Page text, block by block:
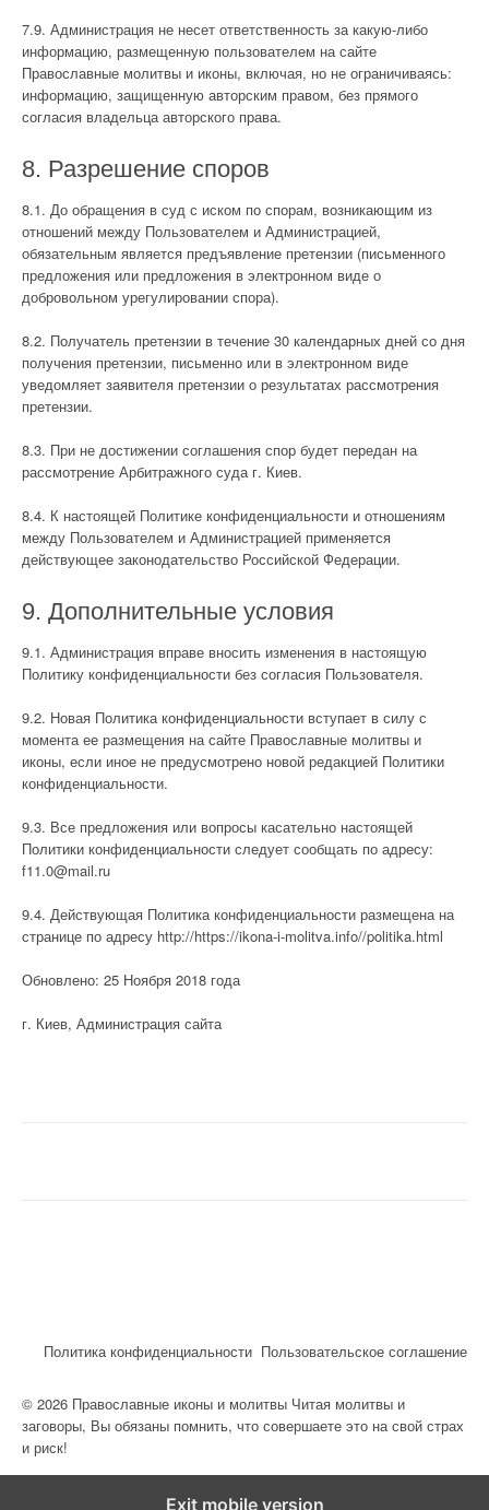
7.9. Администрация не несет ответственность за какую-либо
информацию, размещенную пользователем на сайте
Православные молитвы и иконы, включая, но не ограничиваясь:
информацию, защищенную авторским правом, без прямого
согласия владельца авторского права.
8. Разрешение споров
8.1. До обращения в суд с иском по спорам, возникающим из
отношений между Пользователем и Администрацией,
обязательным является предъявление претензии (письменного
предложения или предложения в электронном виде о
добровольном урегулировании спора).
8.2. Получатель претензии в течение 30 календарных дней со дня
получения претензии, письменно или в электронном виде
уведомляет заявителя претензии о результатах рассмотрения
претензии.
8.3. При не достижении соглашения спор будет передан на
рассмотрение Арбитражного суда г. Киев.
8.4. К настоящей Политике конфиденциальности и отношениям
между Пользователем и Администрацией применяется
действующее законодательство Российской Федерации.
9. Дополнительные условия
9.1. Администрация вправе вносить изменения в настоящую
Политику конфиденциальности без согласия Пользователя.
9.2. Новая Политика конфиденциальности вступает в силу с
момента ее размещения на сайте Православные молитвы и
иконы, если иное не предусмотрено новой редакцией Политики
конфиденциальности.
9.3. Все предложения или вопросы касательно настоящей
Политики конфиденциальности следует сообщать по адресу:
f11.0@mail.ru
9.4. Действующая Политика конфиденциальности размещена на
странице по адресу http://https://ikona-i-molitva.info//politika.html
Обновлено: 25 Ноября 2018 года
г. Киев, Администрация сайта
Политика конфиденциальности Пользовательское соглашение
© 2026 Православные иконы и молитвы Читая молитвы и
заговоры, Вы обязаны помнить, что совершаете это на свой страх
и риск!
Exit mobile version